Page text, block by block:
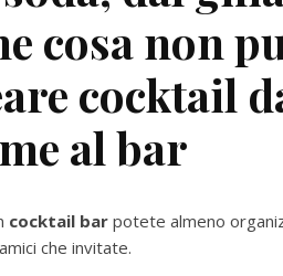
cosa non
cocktail
al bar
cocktail bar potete almeno
che invitate.